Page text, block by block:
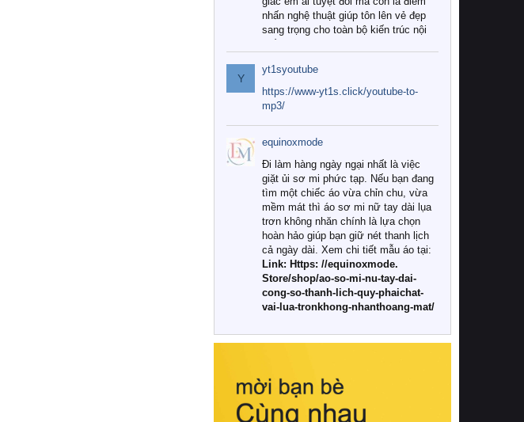
nhấn nghệ thuật giúp tôn lên vẻ đẹp
sang trọng cho toàn bộ kiến trúc nội
Tuy nhiên, giữa thị trường đa dạng
với vô vàn thương hiệu và mẫu mã
như hiện nay, làm thế nào để chọn
được những bộ chăn ga gối đệm cao
cấp thực sự chất lượng, phù hợp với
khí hậu và nhu cầu sử dụng của gia
đình? Hãy cùng chúng tôi đi tìm lời
giải đáp chi tiết qua bài viết dưới đây.
1. Tại sao các gia đình hiện đại lại ưa
chuộng chăn ga gối đệm cao cấp?
Khác với các dòng sản phẩm thông
thường, những bộ chăn ga gối đệm
cao cấp trải qua quy trình sản xuất
nghiêm ngặt từ khâu chọn lọc nguyên
liệu tự nhiên đến công nghệ dệt
nhuộm hiện đại không chứa hóa chất
này, bạn sẽ cảm nhận rõ rệt sự khác
hồi chuẩn xác của phần đệm nâng đỡ
cột sống.
Y
yt1syoutube
https://www-yt1s.click/youtube-to-
mp3/
equinoxmode
Đi làm hàng ngày ngại nhất là việc
giặt ủi sơ mi phức tạp. Nếu bạn đang
tìm một chiếc áo vừa chỉn chu, vừa
mềm mát thì áo sơ mi nữ tay dài lụa
trơn không nhăn chính là lựa chọn
hoàn hảo giúp bạn giữ nét thanh lịch
cả ngày dài. Xem chi tiết mẫu áo tại:
Link: Https: //equinoxmode.
Store/shop/ao-so-mi-nu-tay-dai-
cong-so-thanh-lich-quy-phaichat-
vai-lua-tronkhong-nhanthoang-mat/